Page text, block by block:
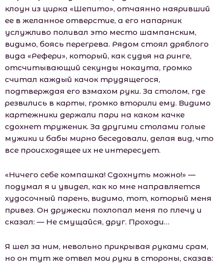
клоун из цирка «Шепито», отчаянно наяривший
ее в желанное отверстие, а его напарник
услужливо поливал это место шампанским,
видимо, боясь перегрева. Рядом стоял дряблого
вида «Рефери», который, как судья на ринге,
отсчитывающий секунды нокаута, громко
считал каждый качок трудящегося,
подтверждая его взмахом руки. За столом, где
резвились в карты, громко вторили ему. Видимо
картежники держали пари на каком качке
сдохнет труженик. За другими столами голые
мужики и бабы мирно беседовали, делая вид, что
все происходящее их не интересует.
«Ничего себе компашка! Сдохнуть можно!» —
подумал я и увидел, как ко мне направляется
худосочный парень, видимо, тот, который меня
привез. Он дружески похлопал меня по плечу и
сказал: — Не смущайся, друг. Проходи…
Я шел за ним, невольно прикрывая руками срам,
но он тут же отвел мои руки в стороны, сказав: